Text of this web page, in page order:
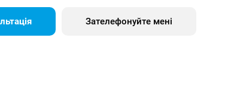
Зателефонуйте мені